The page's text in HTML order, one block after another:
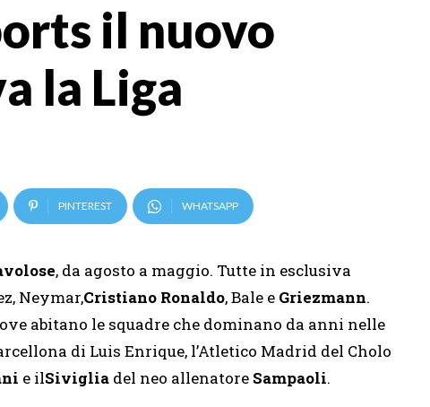
il nuovo
la Liga
PINTEREST WHATSAPP
, da agosto a maggio. Tutte in esclusiva
Neymar,Cristiano Ronaldo, Bale e Griezmann.
abitano le squadre che dominano da anni nelle
di Luis Enrique, l’Atletico Madrid del Cholo
e ilSiviglia del neo allenatore Sampaoli.